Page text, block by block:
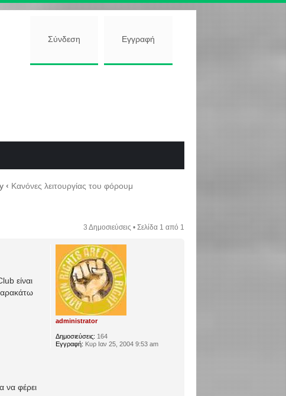
Σύνδεση Εγγραφή
‹ Κανόνες λειτουργίας του φόρουμ
3 Δημοσιεύσεις • Σελίδα 1 από 1
είναι
να φέρει
administrator
Δημοσιεύσεις: 164
Εγγραφή: Κυρ Ιαν 25, 2004 9:53 am